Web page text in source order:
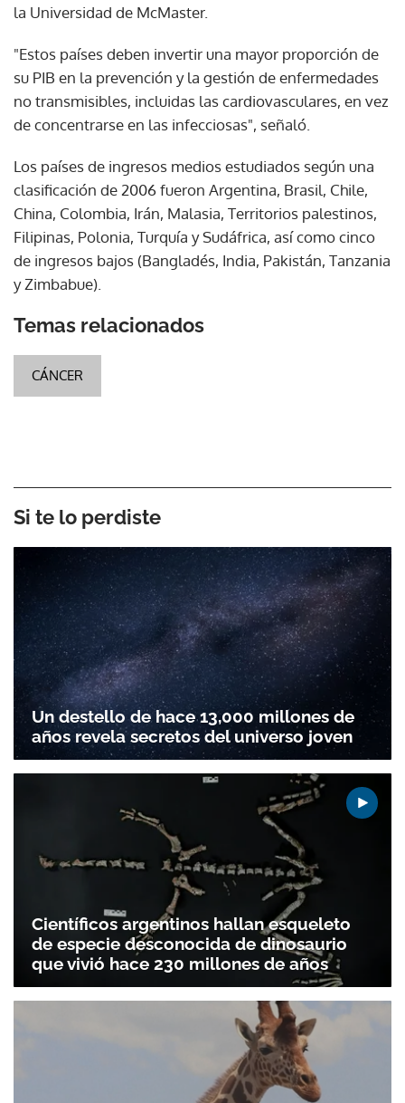
Gracias por suscribirte a nuestro boletín.
la Universidad de McMaster.
"Estos países deben invertir una mayor proporción de
su PIB en la prevención y la gestión de enfermedades
no transmisibles, incluidas las cardiovasculares, en vez
de concentrarse en las infecciosas", señaló.
Los países de ingresos medios estudiados según una
clasificación de 2006 fueron Argentina, Brasil, Chile,
China, Colombia, Irán, Malasia, Territorios palestinos,
Filipinas, Polonia, Turquía y Sudáfrica, así como cinco
de ingresos bajos (Bangladés, India, Pakistán, Tanzania
y Zimbabue).
Temas relacionados
CÁNCER
Si te lo perdiste
Un destello de hace 13,000 millones de
años revela secretos del universo joven
Científicos argentinos hallan esqueleto
de especie desconocida de dinosaurio
que vivió hace 230 millones de años